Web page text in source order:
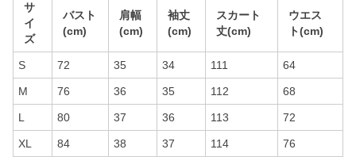
サ
イ
ズ
バスト
(cm)
肩幅
(cm)
袖丈
(cm)
スカート
丈(cm)
ウエス
ト(cm)
S 72 35 34 111 64
M 76 36 35 112 68
L 80 37 36 113 72
XL 84 38 37 114 76